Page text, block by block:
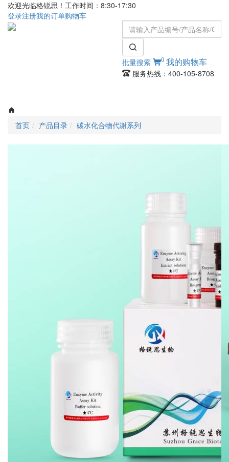
欢迎光临格锐思！工作时间：8:30-17:30
登录注册我的订单购物车
批量搜索 0 我的购物车
服务热线：400-105-8708
首页 产品目录 碳水化合物代谢系列